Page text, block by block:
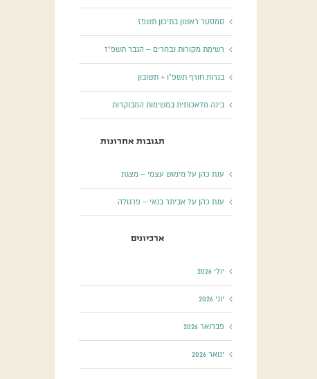
סמסטר ראשון בתיכון תשפז
רשימת מקורות נבחרים – הגבר תשפ”ז
בגרות חורף תשפ”ו + תשובון
בינה מלאכותית במשימות המבוקרות
תגובות אחרונות
ענת כהן עלמימוש עצמי – מצגת
ענת כהן עלאביתר בנאי – פרגולה
ארכיונים
יולי 2026
יוני 2026
פברואר 2026
ינואר 2026